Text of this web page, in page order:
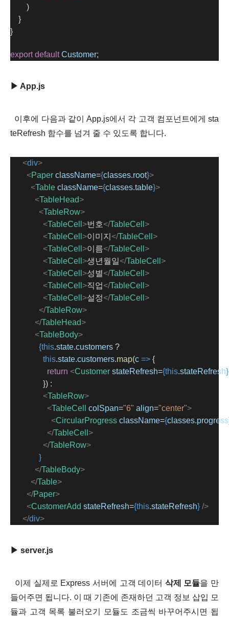
        )
    }
}
export default Customer;
▶ App.js
이후에 다음과 같이 App.js에서 각 고객 컴포넌트에게 sta
teRefresh 함수를 넘겨 줄 수 있도록 합니다.
<div>
<Paper className={classes.root}>
<Table className={classes.table}>
<TableHead>
<TableRow>
<TableCell >번호</TableCell >
<TableCell >이미지 </TableCell >
<TableCell >이름</TableCell >
<TableCell >생년월일</TableCell >
<TableCell >성별</TableCell >
<TableCell >직업</TableCell >
<TableCell >설정</TableCell >
</TableRow>
</TableHead>
<TableBody>
{this.state.customers ?
this.state.customers.map(c => {
return <Customer stateRefresh={this.stateRefresh}
                }) :
<TableRow>
<TableCell colSpan="6" align="center">
<CircularProgress className={classes.progress
</TableCell >
</TableRow>
}
</TableBody>
</Table>
</Paper>
<CustomerAdd stateRefresh={this.stateRefresh} />
</div>
▶ server.js
이제 실제로 Express 서버에 고객 데이터 삭제 모듈을 만
들어주면 됩니다. 이 때 기존에 존재하던 고객 정보 삽입 모
듈과 고객 목록 불러오기 모듈도 조금씩 바꾸어주시면 됩